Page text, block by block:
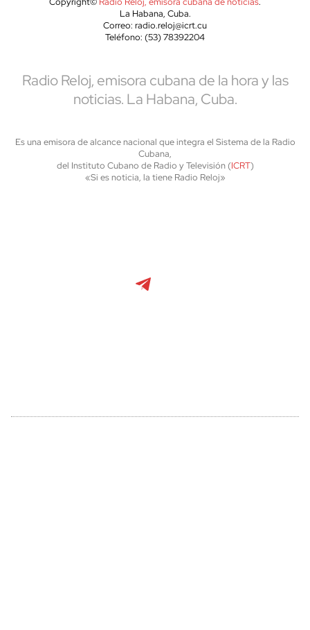
La Habana, Cuba.
Correo: radio.reloj@icrt.cu
Teléfono: (53) 78392204
Radio Reloj, emisora cubana de la hora y las
noticias. La Habana, Cuba.
Es una emisora de alcance nacional que integra el Sistema de la Radio
Cubana,
del Instituto Cubano de Radio y Televisión (ICRT)
«Si es noticia, la tiene Radio Reloj»